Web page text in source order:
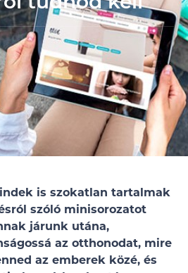
is szokatlan tartalmak
szóló minisorozatot
járunk utána,
az otthonodat, mire
az emberek közé, és